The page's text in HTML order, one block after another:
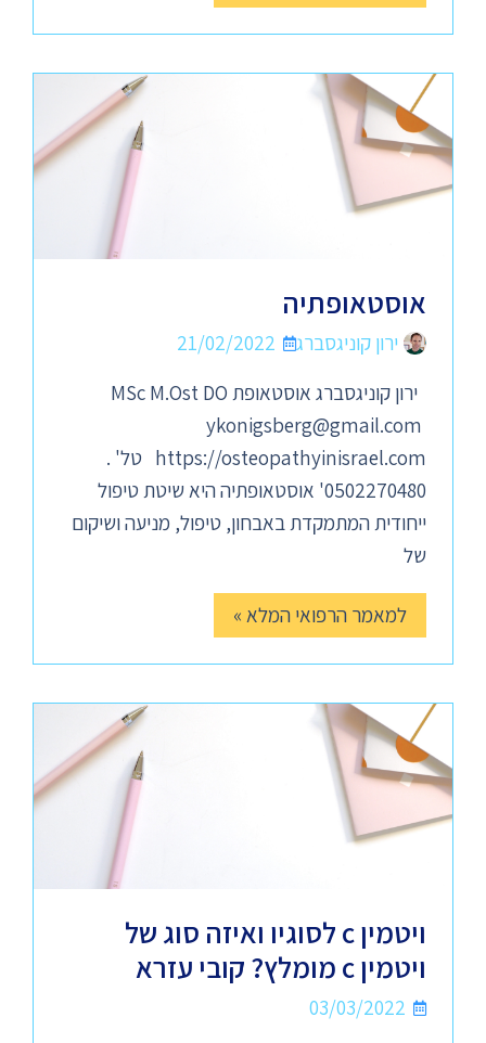
אוסטאופתיה
ירון קוניגסברג
21/02/2022
ירון קוניגסברג אוסטאופת MSc M.Ost DO
ykonigsberg@gmail.com
https://osteopathyinisrael.com טל' .
0502270480' אוסטאופתיה היא שיטת טיפול
ייחודית המתמקדת באבחון, טיפול, מניעה ושיקום
של
למאמר הרפואי המלא »
ויטמין c לסוגיו ואיזה סוג של
ויטמין c מומלץ? קובי עזרא
03/03/2022